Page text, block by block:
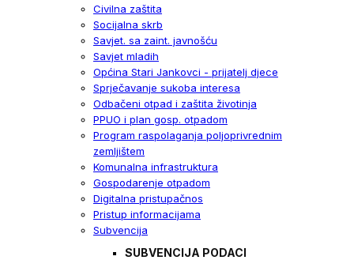
Civilna zaštita
Socijalna skrb
Savjet. sa zaint. javnošću
Savjet mladih
Općina Stari Jankovci - prijatelj djece
Sprječavanje sukoba interesa
Odbačeni otpad i zaštita životinja
PPUO i plan gosp. otpadom
Program raspolaganja poljoprivrednim
zemljištem
Komunalna infrastruktura
Gospodarenje otpadom
Digitalna pristupačnos
Pristup informacijama
Subvencija
SUBVENCIJA PODACI